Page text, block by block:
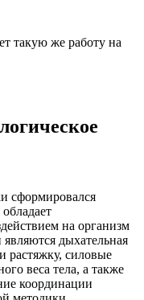
такую же работу на
сформировался
на организм
дыхательная
растяжку, силовые
веса тела, а также
координации